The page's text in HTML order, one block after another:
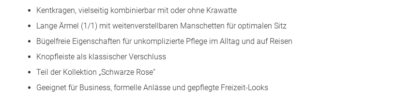
Kentkragen, vielseitig kombinierbar mit oder ohne Krawatte
Lange Ärmel (1/1) mit weitenverstellbaren Manschetten für optimalen Sitz
Bügelfreie Eigenschaften für unkomplizierte Pflege im Alltag und auf Reisen
Knopfleiste als klassischer Verschluss
Teil der Kollektion „Schwarze Rose“
Geeignet für Business, formelle Anlässe und gepflegte Freizeit-Looks